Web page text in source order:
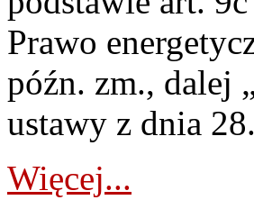
Prawo
późn. zm., dalej
ustawy z dnia
Więcej...